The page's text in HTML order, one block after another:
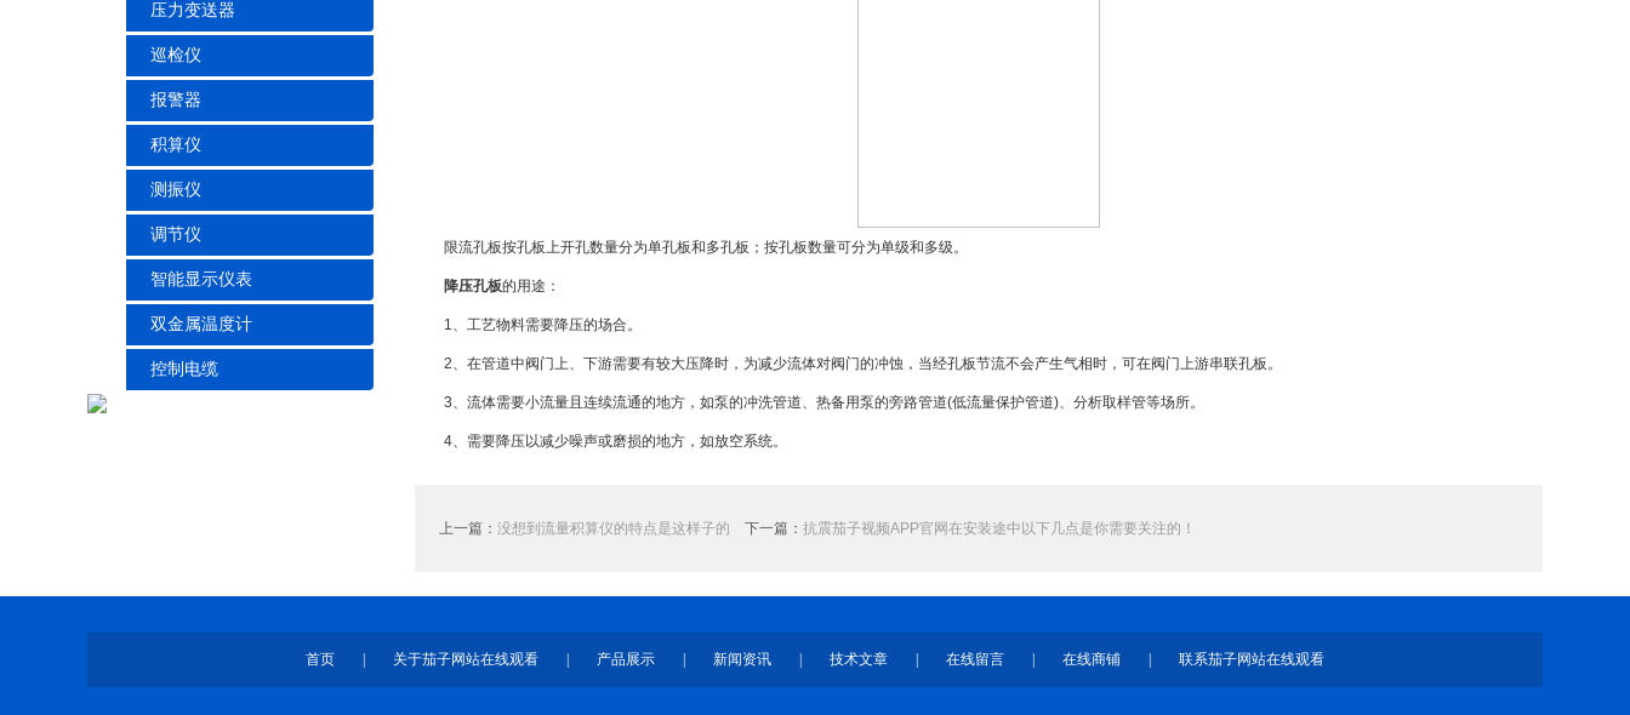
压力变送器
巡检仪
报警器
积算仪
测振仪
调节仪
智能显示仪表
双金属温度计
控制电缆
限流孔板按孔板上开孔数量分为单孔板和多孔板；按孔板数量可分为单级和多级。
降压孔板的用途：
1、工艺物料需要降压的场合。
2、在管道中阀门上、下游需要有较大压降时，为减少流体对阀门的冲蚀，当经孔板节流不会产生气相时，可在阀门上游串联孔板。
3、流体需要小流量且连续流通的地方，如泵的冲洗管道、热备用泵的旁路管道(低流量保护管道)、分析取样管等场所。
4、需要降压以减少噪声或磨损的地方，如放空系统。
上一篇： 没想到流量积算仪的特点是这样子的 下一篇： 抗震茄子视频APP官网在安装途中以下几点是你需要关注的！
首页 关于茄子网站在线观看 产品展示 新闻资讯 技术文章 在线留言 在线商铺 联系茄子网站在线观看